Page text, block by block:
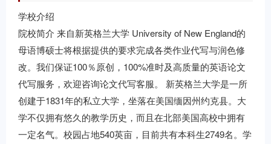
学校介绍
院校简介 来自新英格兰大学 University of New England的
母语博硕士将根据提供的要求完成各类作业代写与润色修
改。我们保证100％原创，100%准时及高质量的英语论文
代写服务，欢迎咨询论文代写客服。 新英格兰大学是一所
创建于1831年的私立大学，坐落在美国缅因州约克县。大
学不仅拥有悠久的教学历史，而且在北部美国高校中拥有
一定名气。校园占地540英亩，目前共有本科生2749名。学